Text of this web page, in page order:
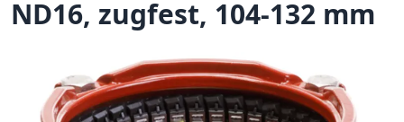
ND16, zugfest, 104-132 mm